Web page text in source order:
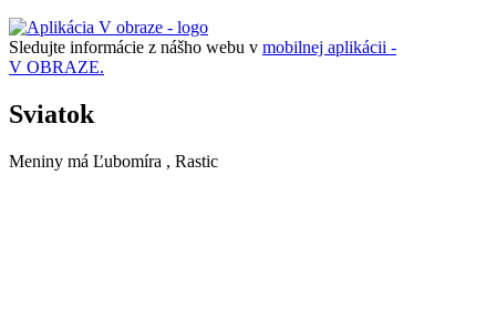
Sledujte informácie z nášho webu v mobilnej aplikácii -
V OBRAZE.
Sviatok
Meniny má Ľubomíra , Rastic